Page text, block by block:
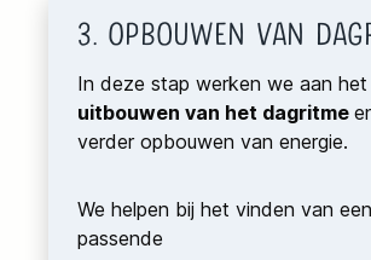
3. Opbouwen van
In deze stap werken we aan het
uitbouwen van het dagritme
verder opbouwen van energie.
We helpen bij het vinden van een
passende